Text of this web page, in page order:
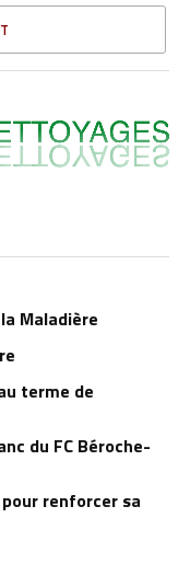
Maladière
terme de
du FC Béroche-
renforcer sa